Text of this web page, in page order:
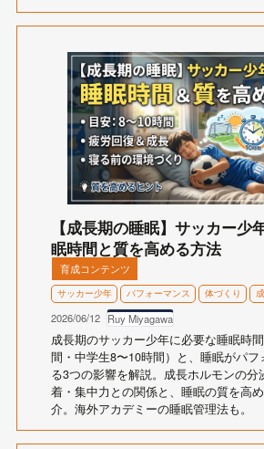
【成長期の睡眠】サッカー少
眠時間と質を高める方法
育成コンテンツ
サッカー少年 パフォーマンス 体づくり
2026/06/12 Ruy Miyagawa
成長期のサッカー少年に必要な睡眠時
間・中学生8〜10時間）と、睡眠がパフ
る3つの影響を解説。成長ホルモンの分
着・集中力との関係と、睡眠の質を高
介。海外アカデミーの睡眠管理法も。